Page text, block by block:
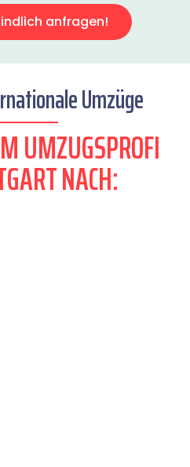
anfragen!
Umzüge
UMZUGSPROFI
NACH: